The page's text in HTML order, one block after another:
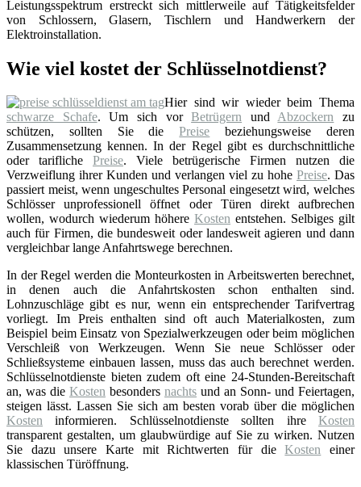
Leistungsspektrum erstreckt sich mittlerweile auf Tätigkeitsfelder
von Schlossern, Glasern, Tischlern und Handwerkern der
Elektroinstallation.
Wie viel kostet der Schlüsselnotdienst?
Hier sind wir wieder beim Thema
schwarze Schafe. Um sich vorBetrügern undAbzockern zu
schützen, sollten Sie diePreise beziehungsweise deren
Zusammensetzung kennen. In der Regel gibt es durchschnittliche
oder tarifliche Preise. Viele betrügerische Firmen nutzen die
Verzweiflung ihrer Kunden und verlangen viel zu hohe Preise. Das
passiert meist, wenn ungeschultes Personal eingesetzt wird, welches
Schlösser unprofessionell öffnet oder Türen direkt aufbrechen
wollen, wodurch wiederum höhere Kosten entstehen. Selbiges gilt
auch für Firmen, die bundesweit oder landesweit agieren und dann
vergleichbar lange Anfahrtswege berechnen.
In der Regel werden die Monteurkosten in Arbeitswerten berechnet,
in denen auch die Anfahrtskosten schon enthalten sind.
Lohnzuschläge gibt es nur, wenn ein entsprechender Tarifvertrag
vorliegt. Im Preis enthalten sind oft auch Materialkosten, zum
Beispiel beim Einsatz von Spezialwerkzeugen oder beim möglichen
Verschleiß von Werkzeugen. Wenn Sie neue Schlösser oder
Schließsysteme einbauen lassen, muss das auch berechnet werden.
Schlüsselnotdienste bieten zudem oft eine 24-Stunden-Bereitschaft
an, was die Kosten besonders nachts und an Sonn- und Feiertagen,
steigen lässt. Lassen Sie sich am besten vorab über die möglichen
Kosten informieren. Schlüsselnotdienste sollten ihre Kosten
transparent gestalten, um glaubwürdige auf Sie zu wirken. Nutzen
Sie dazu unsere Karte mit Richtwerten für dieKosten einer
klassischen Türöffnung.